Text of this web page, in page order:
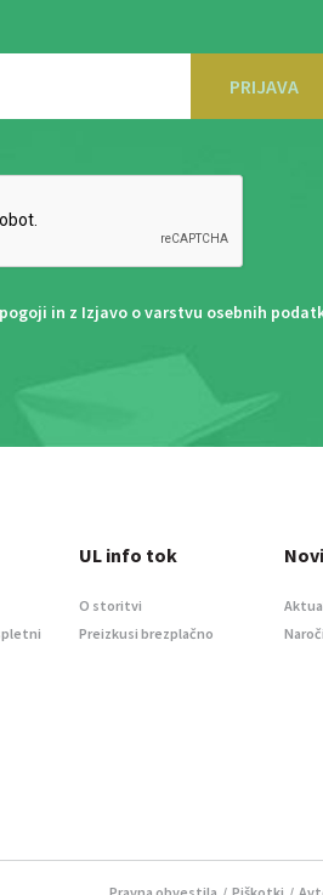
PRIJAVA
in z Izjavo o varstvu osebnih
UL info tok
O storitvi
Preizkusi brezplačno